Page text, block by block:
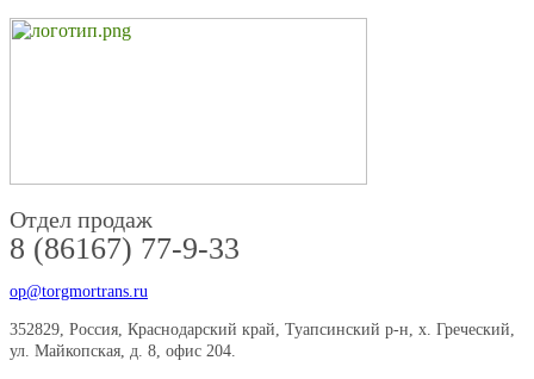
Отдел продаж
8 (86167) 77-9-33
op@torgmortrans.ru
352829, Россия, Краснодарский край, Туапсинский р-н, х. Греческий,
ул. Майкопская, д. 8, офис 204.